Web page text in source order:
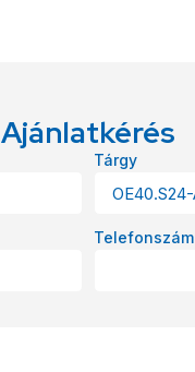
Ajánlatkérés
Tárgy
Telefonszám